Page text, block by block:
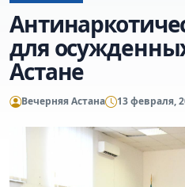
для
Астане
Вечерняя Астана 13 февраля,